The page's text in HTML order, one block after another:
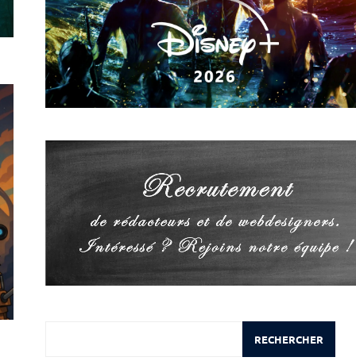
RECHERCHER